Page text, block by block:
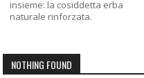
insieme: la cosiddetta erba
naturale rinforzata.
NOTHING FOUND